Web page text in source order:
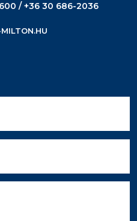
/ +36 30 686-2036